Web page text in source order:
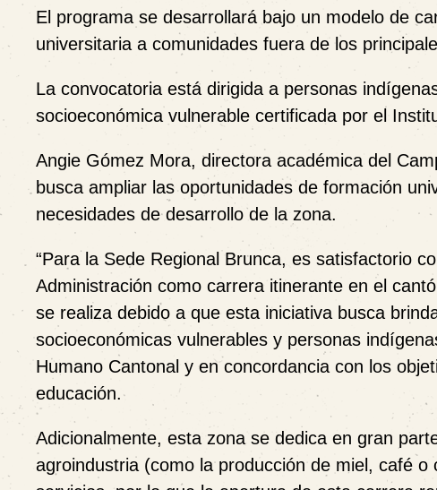
El programa se desarrollará bajo un modelo de
universitaria a comunidades fuera de los
La convocatoria está dirigida a personas
socioeconómica vulnerable certificada por el
Angie Gómez Mora, directora académica del
busca ampliar las oportunidades de formación
necesidades de desarrollo de la zona.
“Para la Sede Regional Brunca, es satisfactorio
Administración como carrera itinerante en el
se realiza debido a que esta iniciativa busca
socioeconómicas vulnerables y personas
Humano Cantonal y en concordancia con los
educación.
Adicionalmente, esta zona se dedica en gran
agroindustria (como la producción de miel, café